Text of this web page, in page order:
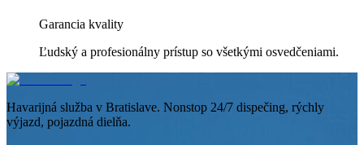
Garancia kvality
Ľudský a profesionálny prístup so všetkými osvedčeniami.
Havarijná služba v Bratislave. Nonstop 24/7 dispečing, rýchly
výjazd, pojazdná dielňa.